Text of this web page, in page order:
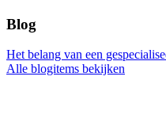
Blog
Het belang van een
Alle blogitems bekijken